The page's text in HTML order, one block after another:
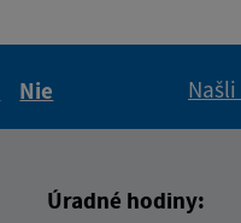
Nie
Úradné hodiny: